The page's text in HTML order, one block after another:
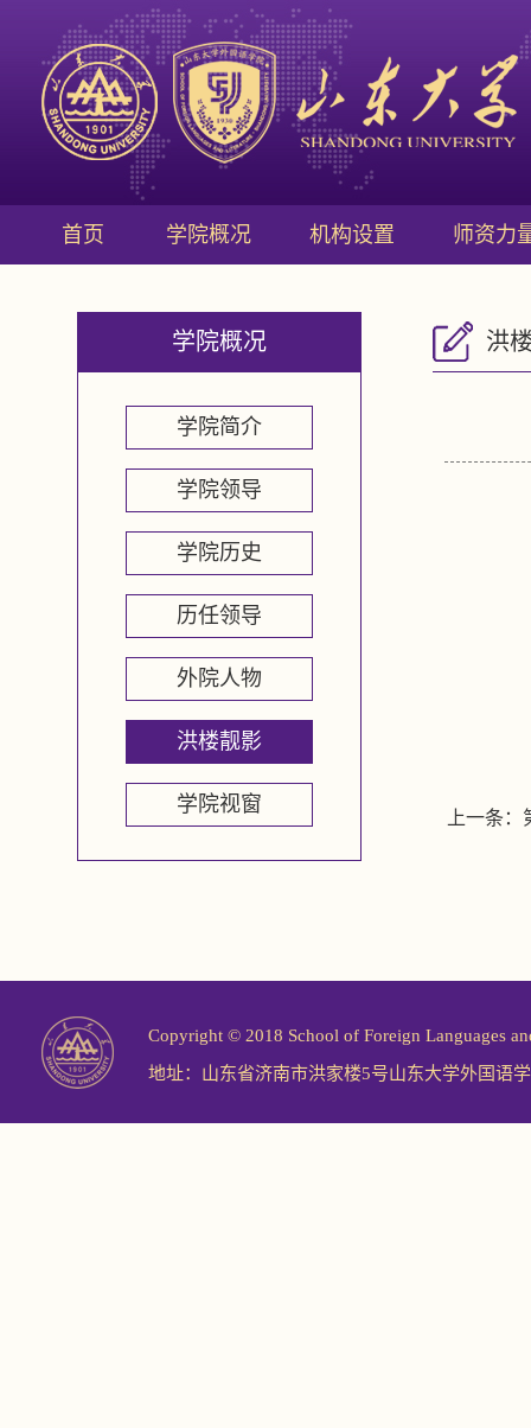
首页 学院概况 机构设置 师资力
学院概况
学院简介
学院领导
学院历史
历任领导
外院人物
洪楼靓影
学院视窗
洪
上一条：
Copyright © 2018 School of Foreign Languages
地址：山东省济南市洪家楼5号山东大学外国语